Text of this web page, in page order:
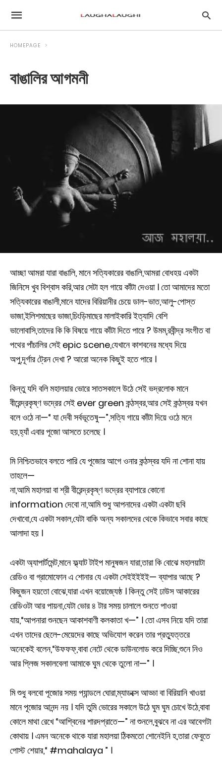
HOMEPAGE
বাঙালির আগমনী
আচ্ছা আমরা যারা বাঙালি, মানে সত্যিকারের বাঙালি,আমরা বোধহয় একটা
জিনিসে খুব বিশ্বাস করি,আর সেটা হল গায়ে কাঁটা দেওয়া । তো আমাদের মতো
সত্যিকারের বাঙালী,মানে যাদের বিরিয়ানীর চেয়ে ডাল-ভাত,আলু-পোস্ত
ভাজা,ইলিশমাছের ভাজা,চিংড়িমাছের মালাইকারি ইত্যাদি বেশি
ভালোবাসি,তাদের কি কি বিষয়ে গায়ে কাঁটা দিতে পারে ? উমম্,রবীন্দ্র সংগীত বা
পথের পাঁচালির সেই epic scene,যেখানে কাশবনের মধ্যে দিয়ে
অপু,দূর্গার ট্রেন দেখা ? আরো অনেক কিছুই হতে পারে ।
কিন্তু যদি বলি মহালয়ার ভোরে সাতসকালে উঠে সেই ভদ্রলোক মানে
বীরেন্দ্রকৃষ্ণ ভদ্রের সেই ever green কন্ঠস্বর,আর সেই কন্ঠস্বর যখন
বলে ওঠে না—“ যা দেবী সর্বভূতেষু—”,সত্যি গায়ে কাঁটা দিয়ে ওঠে মনে
হয়,হ্যাঁ এবার পূজো আসতে চলেছে ।
মি নিশ্চিতভাবে বলতে পারি যে পূজোর আগে ওনার কন্ঠস্বর যদি না শোনা যায়
তাহলে—
না,আমি মহালয়া বা শ্রী বীরেন্দ্রকৃষ্ণ ভদ্রের ব্যাপারে কোনো
information দেবো না,আমি শুধু আপনাদের একটা একটা ছবি
দেখাবো,যে একটা সকাল,যেটা বাকি অন্য সকালদের থেকে কিভাবে সবার কাছে
আলাদা হয় ।
একটা অ্যাপার্টমেন্ট,মানে ফ্ল্যাট টাইপ মানুষজন যারা,তারা কি বোঝে মহালয়াটা
রেডিও বা গ্রামোফোন এ শোনার যে একটা সেইইইইই— ব্যাপার আছে ?
কিছুজন হয়তো বোঝে,যারা এখন বয়োজ্যেষ্ঠ । কিন্তু সেই ঢাউস আকারের
রেডিওটা আর পায়না,যেটা ভোর ৪ টার সময় চালালে শুনতে পাওয়া
যায়,“আপনারা শুনছেন আকাশবাণী কলকাতা খ—” । তো এসব নিয়ে যদি তারা
এখন তাদের ছেলে-মেয়েদের কাছে অভিযোগ করেন তার প্রত্যুত্তরে
অনেকেই বলেন,“উফফফ্,বাবা নেটে থেকে ডাউনলোড করে দিচ্ছি,শুনে নিও
আর প্লিজ সকালবেলা আমাকে ঘুম থেকে তুলো না—” ।
মি শুধু বলবো পূজোর সময় প্যান্ডলে ঘোরা,ম্যাডক্সে আড্ডা বা বিরিয়ানি খাওয়া
মানে পূজোর আনন্দ নয় । যদি তুমি ভোরের সকালে উঠে ঘুম ঘুম চোখে উঠে,বাবা
কোলে মাথা রেখে “আশ্বিনের শারদপ্রাতে—” না শুনলে,বুঝবে না এর আবেগটা
কোথায় । এমন অনেকে থাকে যারা মহালয়া ঠিকমতো শোনেইনি হ,তারা ফেবুতে
পোস্ট শেয়ার,“ #mahalaya ” ।